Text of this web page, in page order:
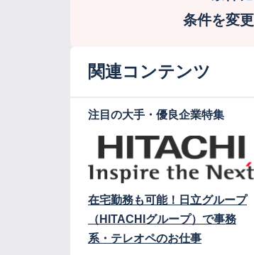
条件を変
関連コンテンツ
注目の大手・優良企業特集
在宅勤務も可能！日立グループ
（HITACHIグループ）で事務
系・テレオペのお仕事